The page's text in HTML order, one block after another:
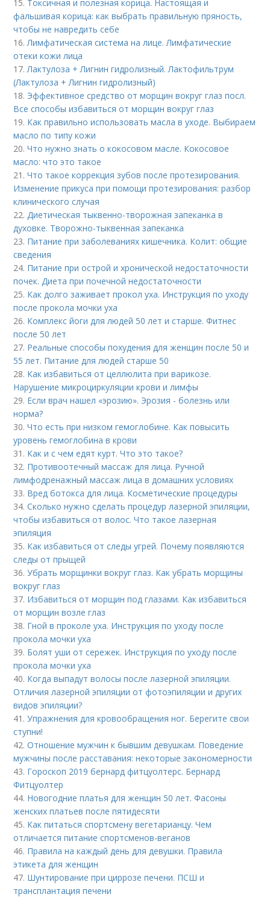
15. Токсичная и полезная корица. Настоящая и
фальшивая корица: как выбрать правильную пряность,
чтобы не навредить себе
16.Лимфатическая система на лице. Лимфатические
отеки кожи лица
17.Лактулоза + Лигнин гидролизный. Лактофильтрум
(Лактулоза + Лигнин гидролизный)
18. Эффективное средство от морщин вокруг глаз посл.
Все способы избавиться от морщин вокруг глаз
19. Как правильно использовать масла в уходе. Выбираем
масло по типу кожи
20.Что нужно знать о кокосовом масле. Кокосовое
масло: что это такое
21.Что такое коррекция зубов после протезирования.
Изменение прикуса при помощи протезирования: разбор
клинического случая
22.Диетическая тыквенно-творожная запеканка в
духовке. Творожно-тыквенная запеканка
23. Питание при заболеваниях кишечника. Колит: общие
сведения
24. Питание при острой и хронической недостаточности
почек. Диета при почечной недостаточности
25. Как долго заживает прокол уха. Инструкция по уходу
после прокола мочки уха
26. Комплекс йоги для людей 50 лет и старше. Фитнес
после 50 лет
27. Реальные способы похудения для женщин после 50 и
55 лет. Питание для людей старше 50
28. Как избавиться от целлюлита при варикозе.
Нарушение микроциркуляции крови и лимфы
29. Если врач нашел «эрозию». Эрозия - болезнь или
норма?
30.Что есть при низком гемоглобине. Как повысить
уровень гемоглобина в крови
31. Как и с чем едят курт. Что это такое?
32. Противоотечный массаж для лица. Ручной
лимфодренажный массаж лица в домашних условиях
33. Вред ботокса для лица. Косметические процедуры
34.Сколько нужно сделать процедур лазерной эпиляции,
чтобы избавиться от волос. Что такое лазерная
эпиляция
35. Как избавиться от следы угрей. Почему появляются
следы от прыщей
36.Убрать морщинки вокруг глаз. Как убрать морщины
вокруг глаз
37. Избавиться от морщин под глазами. Как избавиться
от морщин возле глаз
38. Гной в проколе уха. Инструкция по уходу после
прокола мочки уха
39. Болят уши от сережек. Инструкция по уходу после
прокола мочки уха
40. Когда выпадут волосы после лазерной эпиляции.
Отличия лазерной эпиляции от фотоэпиляции и других
видов эпиляции?
41.Упражнения для кровообращения ног. Берегите свои
ступни!
42.Отношение мужчин к бывшим девушкам. Поведение
мужчины после расставания: некоторые закономерности
43. Гороскоп 2019 бернард фитцуолтерс. Бернард
Фитцуолтер
44. Новогодние платья для женщин 50 лет. Фасоны
женских платьев после пятидесяти
45. Как питаться спортсмену вегетарианцу. Чем
отличается питание спортсменов-веганов
46. Правила на каждый день для девушки. Правила
этикета для женщин
47. Шунтирование при циррозе печени. ПСШ и
трансплантация печени